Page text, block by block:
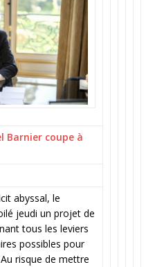
Barnier coupe à
abyssal, le
jeudi un projet de
tous les leviers
possibles pour
risque de mettre